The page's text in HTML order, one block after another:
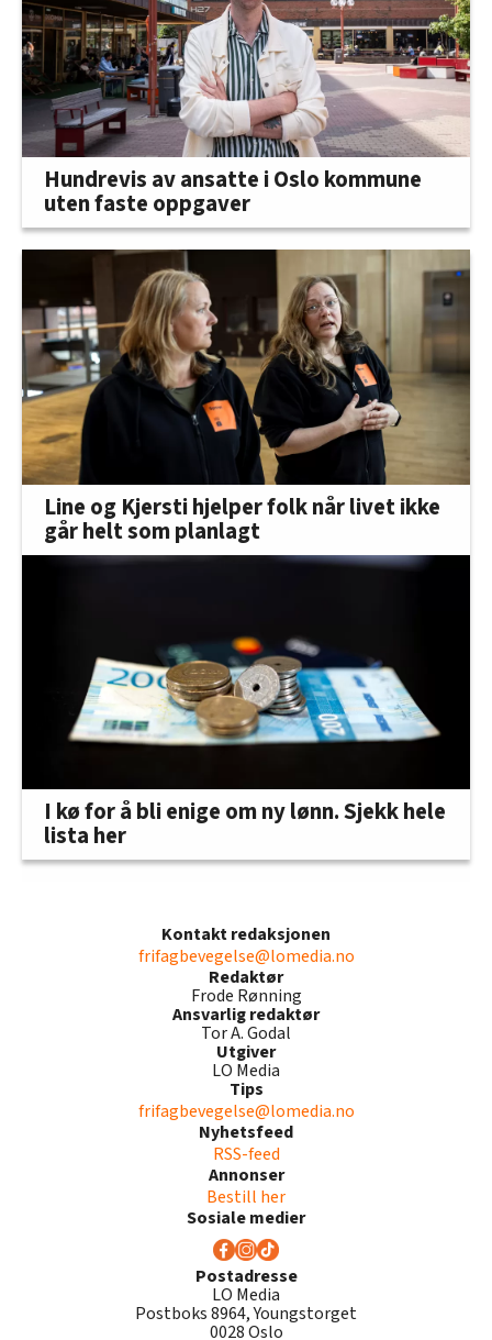
Hundrevis av ansatte i Oslo kommune
uten faste oppgaver
Line og Kjersti hjelper folk når livet ikke
går helt som planlagt
I kø for å bli enige om ny lønn. Sjekk hele
lista her
Kontakt redaksjonen
frifagbevegelse@lomedia.no
Redaktør
Frode Rønning
Ansvarlig redaktør
Tor A. Godal
Utgiver
LO Media
Tips
frifagbevegelse@lomedia.no
Nyhetsfeed
RSS-feed
Annonser
Bestill her
Sosiale medier
Postadresse
LO Media
Postboks 8964, Youngstorget
0028 Oslo